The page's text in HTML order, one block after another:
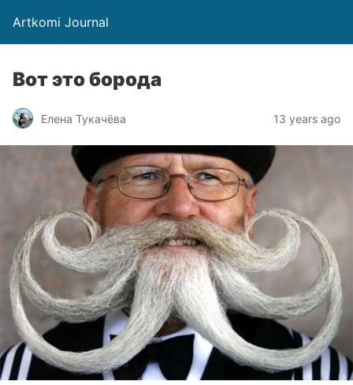
Artkomi Journal
Вот это борода
Елена Тукачёва 13 years ago